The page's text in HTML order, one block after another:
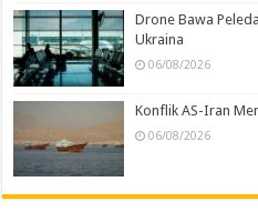
Drone Bawa
Ukraina
06/08/2026
Konflik AS-Iran
06/08/2026